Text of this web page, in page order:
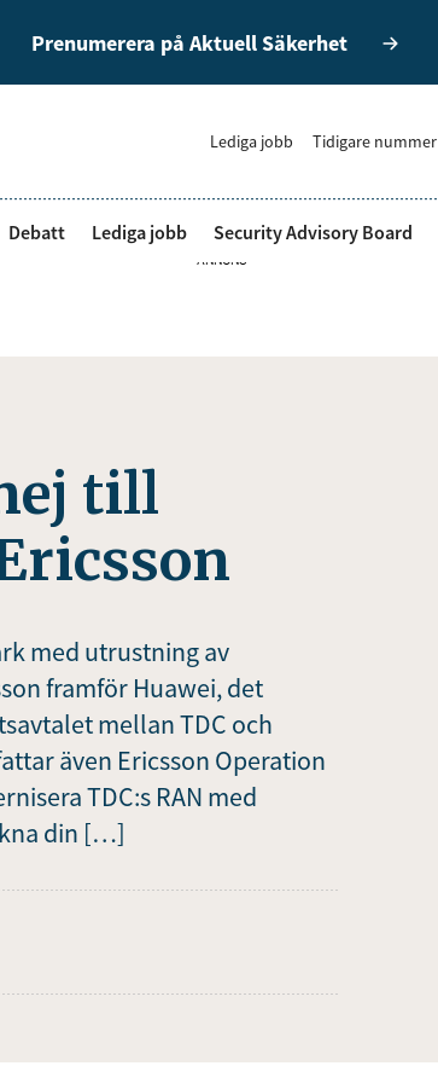
Prenumerera på Aktuell Säkerhet
Lediga jobb Tidigare nummer
Debatt Lediga jobb Security Advisory Board
ANNONS
till
med utrustning av
framför Huawei, det
mellan TDC och
även Ericsson Operation
TDC:s RAN med
din […]